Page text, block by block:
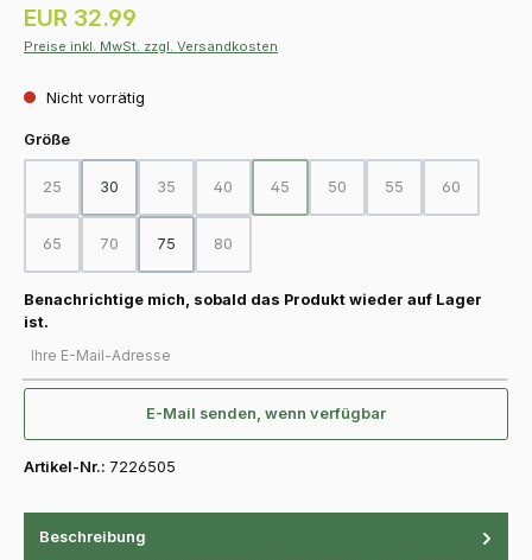
Regulärer Preis:
EUR 32.99
Preise inkl. MwSt. zzgl. Versandkosten
Nicht vorrätig
Größeauswählen
25
(Diese Option ist zurzeit nicht verfügbar.)
30 35
(Diese Option ist zurzeit nicht verfügbar.)
40
(Diese Option ist zurzeit nicht verfügbar.)
45
(Diese Option ist zurzeit nicht
50
(Diese Option ist zurzeit
55
(Diese Option ist
60
(Diese
65
(Diese Option ist zurzeit nicht verfügbar.)
70
(Diese Option ist zurzeit nicht verfügbar.)
75 80
(Diese Option ist zurzeit nicht verfügbar.)
Benachrichtige mich, sobald das Produkt wieder auf Lager
ist.
E-Mail senden, wenn verfügbar
Artikel-Nr.: 7226505
Beschreibung